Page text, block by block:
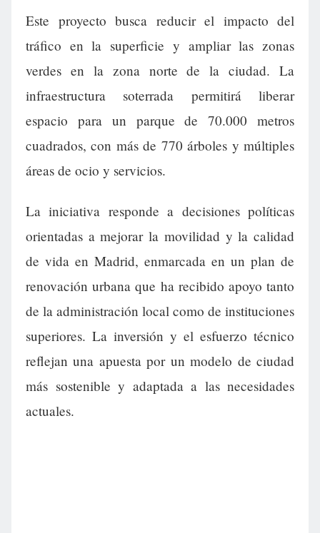
Este proyecto busca reducir el impacto del
tráfico en la superficie y ampliar las zonas
verdes en la zona norte de la ciudad. La
infraestructura soterrada permitirá liberar
espacio para un parque de 70.000 metros
cuadrados, con más de 770 árboles y múltiples
áreas de ocio y servicios.
La iniciativa responde a decisiones políticas
orientadas a mejorar la movilidad y la calidad
de vida en Madrid, enmarcada en un plan de
renovación urbana que ha recibido apoyo tanto
de la administración local como de instituciones
superiores. La inversión y el esfuerzo técnico
reflejan una apuesta por un modelo de ciudad
más sostenible y adaptada a las necesidades
actuales.